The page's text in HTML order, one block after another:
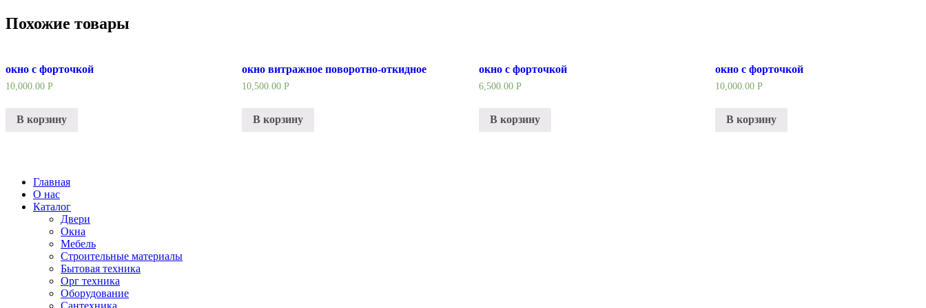
Похожие товары
окно с форточкой
10,000.00 Р
В корзину
окно витражное поворотно-откидное
10,500.00Р
В корзину
окно с форточкой
6,500.00 Р
В корзину
окно с форточкой
10,000.00 Р
В корзину
Главная
О нас
Каталог
Двери
Окна
Мебель
Строительные материалы
Бытовая техника
Орг техника
Оборудование